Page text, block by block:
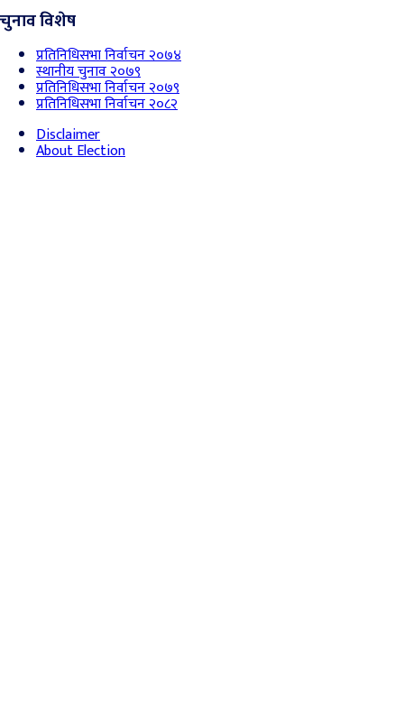
चुनाव विशेष
प्रतिनिधिसभा निर्वाचन २०७४
स्थानीय चुनाव २०७९
प्रतिनिधिसभा निर्वाचन २०७९
प्रतिनिधिसभा निर्वाचन २०८२
Disclaimer
About Election